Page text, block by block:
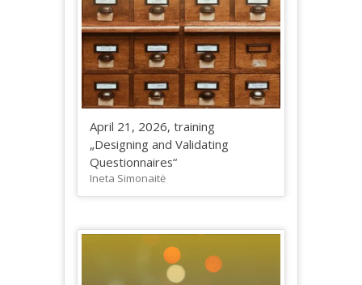
April 21, 2026, training
„Designing and Validating
Questionnaires“
Ineta Simonaitė